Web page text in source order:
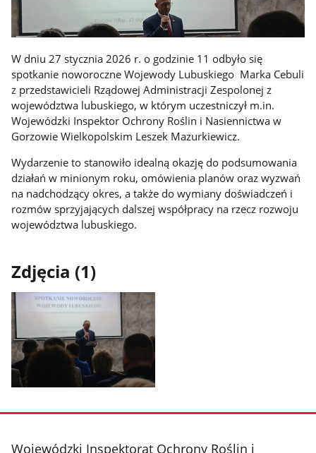
W dniu 27 stycznia 2026 r. o godzinie 11 odbyło się
spotkanie noworoczne Wojewody Lubuskiego Marka Cebuli
z przedstawicieli Rządowej Administracji Zespolonej z
województwa lubuskiego, w którym uczestniczył m.in.
Wojewódzki Inspektor Ochrony Roślin i Nasiennictwa w
Gorzowie Wielkopolskim Leszek Mazurkiewicz.
Wydarzenie to stanowiło idealną okazję do podsumowania
działań w minionym roku, omówienia planów oraz wyzwań
na nadchodzący okres, a także do wymiany doświadczeń i
rozmów sprzyjających dalszej współpracy na rzecz rozwoju
województwa lubuskiego.
Zdjęcia (1)
zdjęcie
stopka
Wojewódzki Inspektorat Ochrony Roślin i